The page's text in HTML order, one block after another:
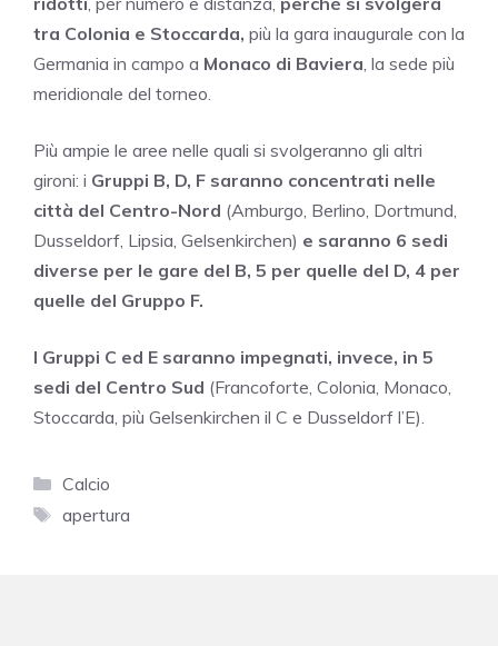
tra Colonia e Stoccarda, più la gara inaugurale con la
Germania in campo a Monaco di Baviera, la sede più
meridionale del torneo.
Più ampie le aree nelle quali si svolgeranno gli altri
gironi: i Gruppi B, D, F saranno concentrati nelle
città del Centro-Nord (Amburgo, Berlino, Dortmund,
Dusseldorf, Lipsia, Gelsenkirchen) e saranno 6 sedi
diverse per le gare del B, 5 per quelle del D, 4 per
quelle del Gruppo F.
I Gruppi C ed E saranno impegnati, invece, in 5
sedi del Centro Sud (Francoforte, Colonia, Monaco,
Stoccarda, più Gelsenkirchen il C e Dusseldorf l’E).
Categorie
Calcio
Tag
apertura